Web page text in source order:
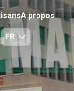
A propos